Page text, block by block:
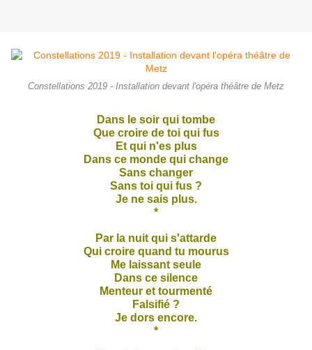
Constellations 2019 - Installation devant l'opéra théâtre de Metz
Dans le soir qui tombe
Que croire de toi qui fus
Et qui n'es plus
Dans ce monde qui change
Sans changer
Sans toi qui fus ?
Je ne sais plus.
*
Par la nuit qui s'attarde
Qui croire quand tu mourus
Me laissant seule
Dans ce silence
Menteur et tourmenté
Falsifié ?
Je dors encore.
*